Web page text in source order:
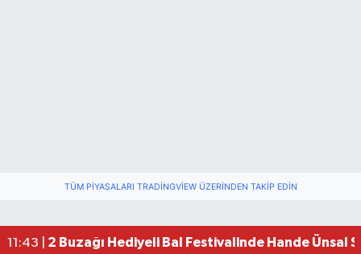
TÜM PIYASALARI TRADINGVIEW ÜZERINDEN TAKIP EDIN
11:43 | 2 Buzağı Hediyeli Bal Festivalinde Hande Ünsal